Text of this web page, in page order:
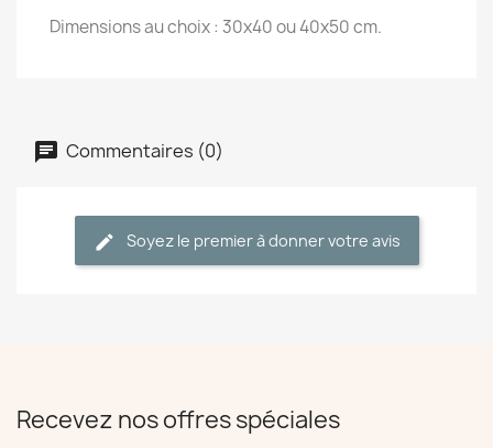
Dimensions au choix : 30x40 ou 40x50 cm.
Commentaires (0)
Soyez le premier à donner votre avis
Recevez nos offres spéciales